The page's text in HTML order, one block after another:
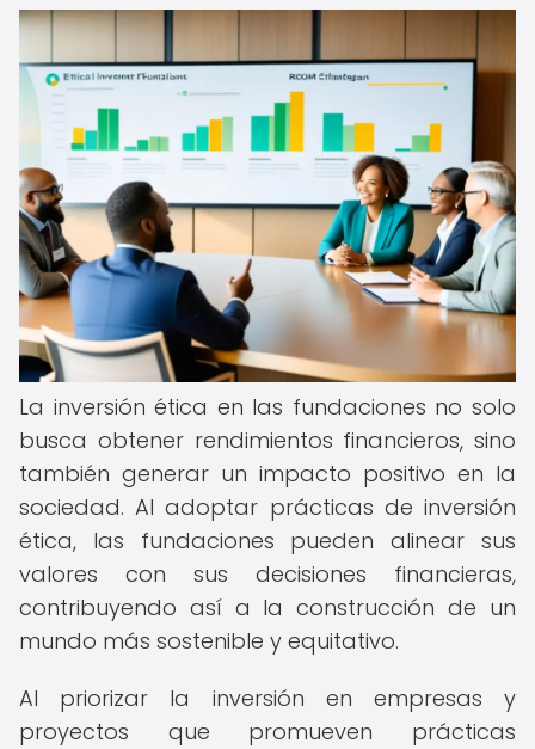
La inversión ética en las fundaciones no solo
busca obtener rendimientos financieros, sino
también generar un impacto positivo en la
sociedad. Al adoptar prácticas de inversión
ética, las fundaciones pueden alinear sus
valores con sus decisiones financieras,
contribuyendo así a la construcción de un
mundo más sostenible y equitativo.
Al priorizar la inversión en empresas y
proyectos que promueven prácticas